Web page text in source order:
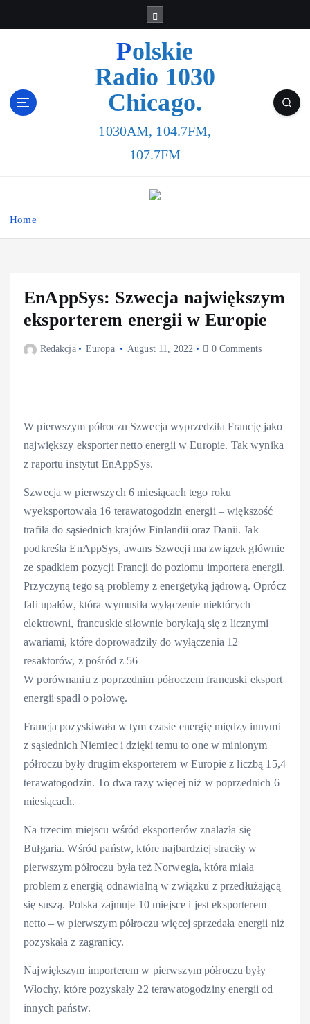
Polskie
Radio 1030
Chicago.
1030AM, 104.7FM,
107.7FM
Home
EnAppSys: Szwecja największym
eksporterem energii w Europie
Redakcja Europa August 11, 2022 0 Comments
W pierwszym półroczu Szwecja wyprzedziła Francję jako
największy eksporter netto energii w Europie. Tak wynika
z raportu instytut EnAppSys.
Szwecja w pierwszych 6 miesiącach tego roku
wyeksportowała 16 terawatogodzin energii – większość
trafiła do sąsiednich krajów Finlandii oraz Danii. Jak
podkreśla EnAppSys, awans Szwecji ma związek głównie
ze spadkiem pozycji Francji do poziomu importera energii.
Przyczyną tego są problemy z energetyką jądrową. Oprócz
fali upałów, która wymusiła wyłączenie niektórych
elektrowni, francuskie siłownie borykają się z licznymi
awariami, które doprowadziły do wyłączenia 12
resaktorów, z pośród z 56
W porównaniu z poprzednim półroczem francuski eksport
energii spadł o połowę.
Francja pozyskiwała w tym czasie energię między innymi
z sąsiednich Niemiec i dzięki temu to one w minionym
półroczu były drugim eksporterem w Europie z liczbą 15,4
terawatogodzin. To dwa razy więcej niż w poprzednich 6
miesiącach.
Na trzecim miejscu wśród eksporterów znalazła się
Bułgaria. Wśród państw, które najbardziej straciły w
pierwszym półroczu była też Norwegia, która miała
problem z energią odnawialną w związku z przedłużającą
się suszą. Polska zajmuje 10 miejsce i jest eksporterem
netto – w pierwszym półroczu więcej sprzedała energii niż
pozyskała z zagranicy.
Największym importerem w pierwszym półroczu były
Włochy, które pozyskały 22 terawatogodziny energii od
innych państw.